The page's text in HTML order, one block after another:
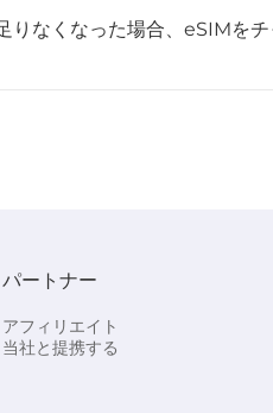
3以降、Samsung Galaxy
さい。
りなくなった場合、eSIMを
パートナー
アフィリエイト
当社と提携する